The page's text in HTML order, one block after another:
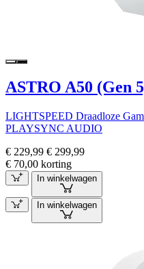
ASTRO A50 (Gen
LIGHTSPEED Draadloze
PLAYSYNC AUDIO
€ 229,99 € 299,99
€ 70,00 korting
In winkelwagen
In winkelwagen